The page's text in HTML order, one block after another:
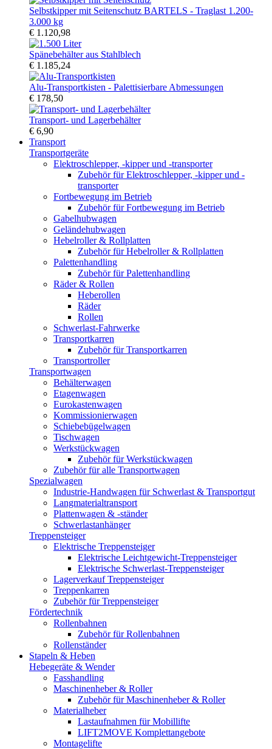
Selbstkipper mit Seitenschutz BARTELS - Traglast 1.200-
3.000 kg
€ 1.120,98
Spänebehälter aus Stahlblech
€ 1.185,24
Alu-Transportkisten - Palettisierbare Abmessungen
€ 178,50
Transport- und Lagerbehälter
€ 6,90
Transport
Transportgeräte
Elektroschlepper, -kipper und -transporter
Zubehör für Elektroschlepper, -kipper und -
transporter
Fortbewegung im Betrieb
Zubehör für Fortbewegung im Betrieb
Gabelhubwagen
Geländehubwagen
Hebelroller & Rollplatten
Zubehör für Hebelroller & Rollplatten
Palettenhandling
Zubehör für Palettenhandling
Räder & Rollen
Heberollen
Räder
Rollen
Schwerlast-Fahrwerke
Transportkarren
Zubehör für Transportkarren
Transportroller
Transportwagen
Behälterwagen
Etagenwagen
Eurokastenwagen
Kommissionierwagen
Schiebebügelwagen
Tischwagen
Werkstückwagen
Zubehör für Werkstückwagen
Zubehör für alle Transportwagen
Spezialwagen
Industrie-Handwagen für Schwerlast & Transportgut
Langmaterialtransport
Plattenwagen & -ständer
Schwerlastanhänger
Treppensteiger
Elektrische Treppensteiger
Elektrische Leichtgewicht-Treppensteiger
Elektrische Schwerlast-Treppensteiger
Lagerverkauf Treppensteiger
Treppenkarren
Zubehör für Treppensteiger
Fördertechnik
Rollenbahnen
Zubehör für Rollenbahnen
Rollenständer
Stapeln & Heben
Hebegeräte & Wender
Fasshandling
Maschinenheber & Roller
Zubehör für Maschinenheber & Roller
Materialheber
Lastaufnahmen für Mobillifte
LIFT2MOVE Komplettangebote
Montagelifte